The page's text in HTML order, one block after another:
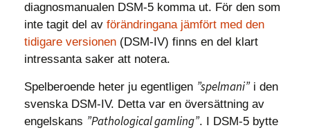
diagnosmanualen DSM-5 komma ut. För den som
inte tagit del av förändringana jämfört med den
tidigare versionen (DSM-IV) finns en del klart
intressanta saker att notera.
Spelberoende heter ju egentligen ”spelmani”i den
svenska DSM-IV. Detta var en översättning av
engelskans ”Pathological gamling”. I DSM-5 bytte